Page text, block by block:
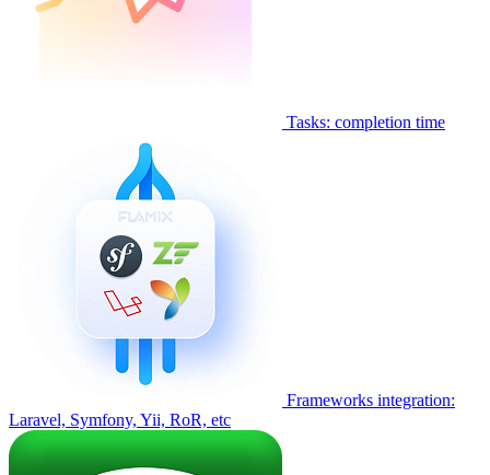
Tasks: completion time
Frameworks integration:
Laravel, Symfony, Yii, RoR, etc